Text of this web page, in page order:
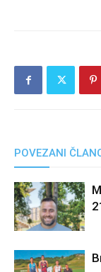
POVEZANI